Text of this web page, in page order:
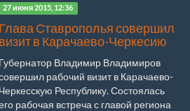
27 июня 2015, 12:36
Глава Ставрополья совершил
визит в Карачаево-Черкесию
Губернатор Владимир Владимиров
рабочий визит в Карачаево-
Черкесскую Республику. Состоялась
рабочая встреча с главой региона